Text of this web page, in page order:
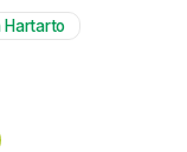
Hartarto